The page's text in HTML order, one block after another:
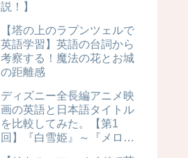
説！】
【塔の上のラプンツェルで
英語学習】英語の台詞から
考察する！魔法の花とお城
の距離感
ディズニー全長編アニメ映
画の英語と日本語タイトル
を比較してみた。【第1
回】『白雪姫』～『メロデ